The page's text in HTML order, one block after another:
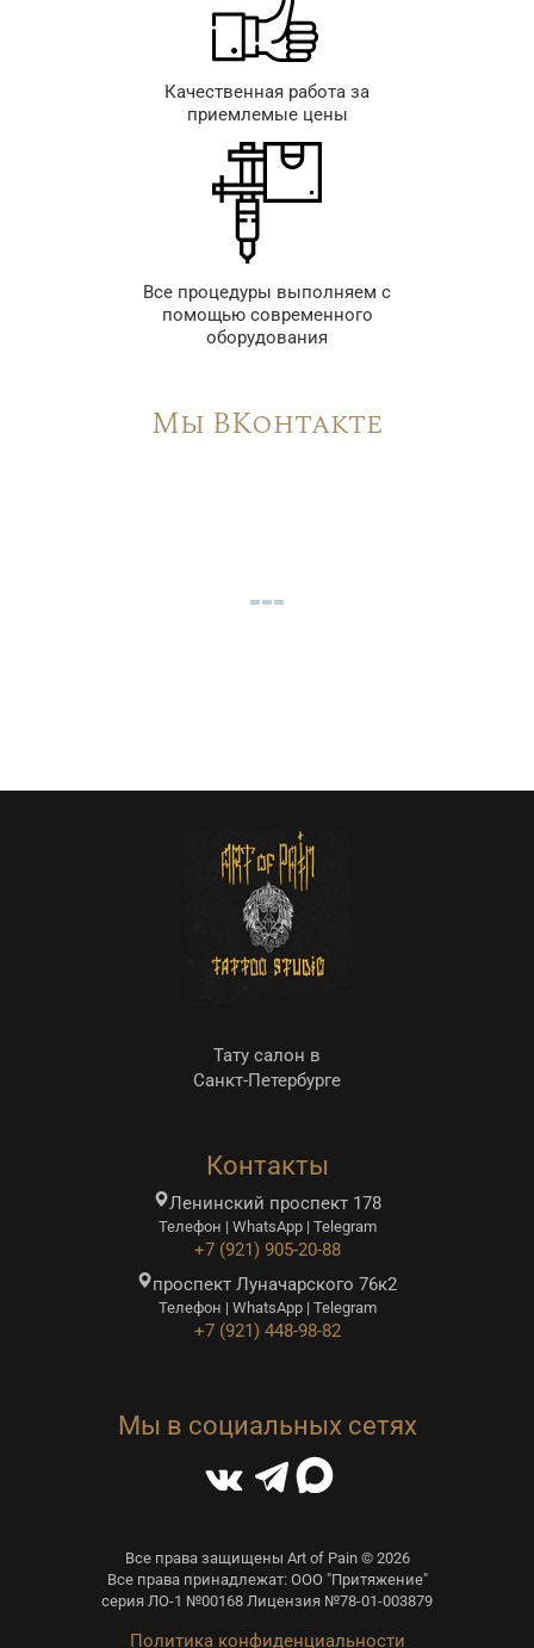
Качественная работа за
приемлемые цены
Все процедуры выполняем с
помощью современного
оборудования
Мы ВКонтакте
Тату салон в
Санкт-Петербурге
Контакты
Ленинский проспект 178
Телефон | WhatsApp | Telegram
+7 (921) 905-20-88
проспект Луначарского 76к2
Телефон | WhatsApp | Telegram
+7 (921) 448-98-82
Мы в социальных сетях
Все права защищены Art of Pain © 2026
Все права принадлежат: ООО "Притяжение"
серия ЛО-1 №00168 Лицензия №78-01-003879
Политика конфиденциальности